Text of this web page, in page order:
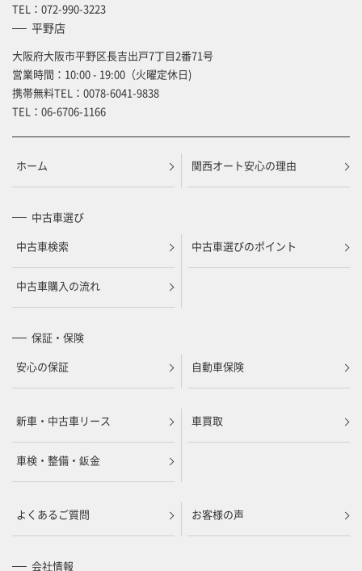
TEL： 072-990-3223
平野店
大阪府大阪市平野区長吉出戸7丁目2番71号
営業時間：10:00 - 19:00（火曜定休日)
携帯無料TEL： 0078-6041-9838
TEL： 06-6706-1166
ホーム 関西オート安心の理由
中古車選び
中古車検索
中古車選びのポイント
中古車購入の流れ
保証・保険
安心の保証
自動車保険
新車・中古車リース 車買取
車検・整備・鈑金
よくあるご質問 お客様の声
会社情報